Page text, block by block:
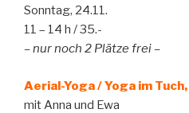
Sonntag, 24.11.
11 – 14 h / 35.-
– nur noch 2 Plätze frei –
Aerial-Yoga / Yoga im
mit Anna und Ewa